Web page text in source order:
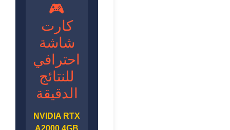
🎮
كارت
شاشة
احترافي
للنتائج
الدقيقة
NVIDIA RTX
A2000 4GB